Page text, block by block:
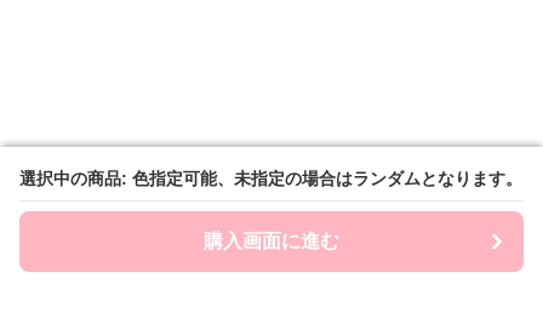
選択中の商品: 色指定可能、未指定の場合はランダムとなります。
購入画面に進む
選択中の商品: 色指定可能、未指定の場合はランダムとなります。
購入画面に進む